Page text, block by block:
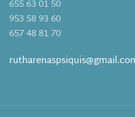
655 63 01 50
953 58 93 60
657 48 81 70